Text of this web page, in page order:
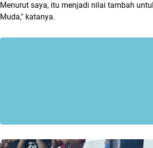
Menurut saya, itu menjadi nilai tambah
Muda," katanya.